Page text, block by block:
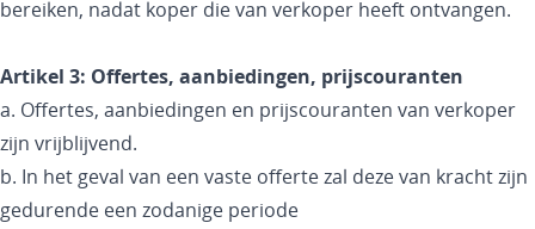
bereiken, nadat koper die van verkoper heeft ontvangen.
Artikel 3: Offertes, aanbiedingen, prijscouranten
a. Offertes, aanbiedingen en prijscouranten van verkoper
zijn vrijblijvend.
b. In het geval van een vaste offerte zal deze van kracht zijn
gedurende een zodanige periode